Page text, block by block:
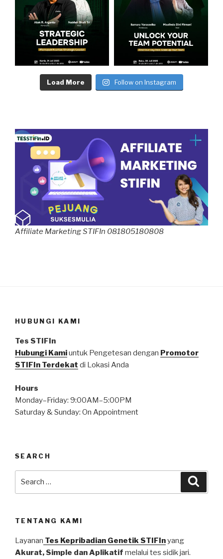
Load More Follow on Instagram
Affiliate Marketing STIFIn 081805180808
HUBUNGI KAMI
Tes STIFIn
Hubungi Kamiuntuk Pengetesan dengan Promotor
STIFIn Terdekat di Lokasi Anda
Hours
Monday–Friday: 9:00AM–5:00PM
Saturday & Sunday: On Appointment
SEARCH
TENTANG KAMI
Layanan Tes Kepribadian Genetik STIFInyang
Akurat, Simple dan Aplikatif melalui tes sidik jari.